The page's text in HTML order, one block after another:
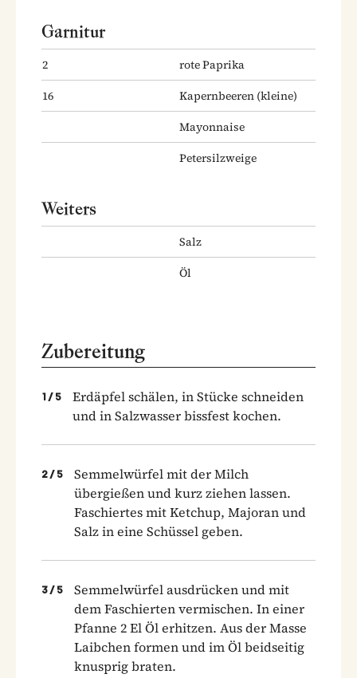
Garnitur
2
rote Paprika
16
Kapernbeeren (kleine)
Mayonnaise
Petersilzweige
Weiters
Salz
Öl
Zubereitung
1 / 5
Erdäpfel schälen, in Stücke schneiden
und in Salzwasser bissfest kochen.
2 / 5
Semmelwürfel mit der Milch
übergießen und kurz ziehen lassen.
Faschiertes mit Ketchup, Majoran und
Salz in eine Schüssel geben.
3 / 5
Semmelwürfel ausdrücken und mit
dem Faschierten vermischen. In einer
Pfanne 2 El Öl erhitzen. Aus der Masse
Laibchen formen und im Öl beidseitig
knusprig braten.